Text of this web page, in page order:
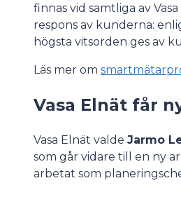
finnas vid samtliga av
respons av kunderna:
högsta vitsorden ges av
Läs mer om
Vasa Elnät får
Vasa Elnät valde Jarmo
som går vidare till en ny
arbetat som